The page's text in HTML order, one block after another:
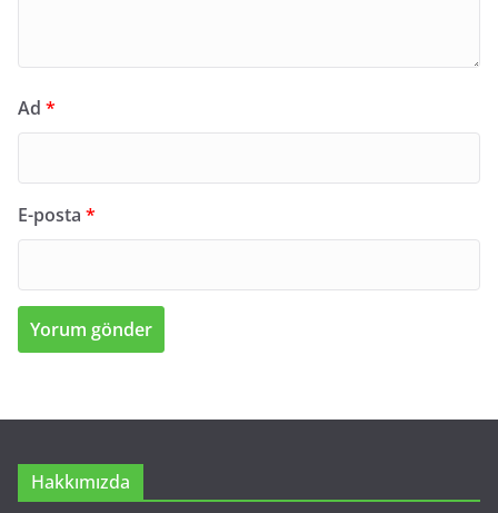
Ad *
E-posta *
Hakkımızda